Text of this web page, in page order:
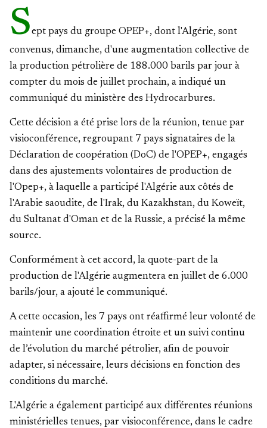
Sept pays du groupe OPEP+, dont l'Algérie, sont
convenus, dimanche, d'une augmentation collective de
la production pétrolière de 188.000 barils par jour à
compter du mois de juillet prochain, a indiqué un
communiqué du ministère des Hydrocarbures.
Cette décision a été prise lors de la réunion, tenue par
visioconférence, regroupant 7 pays signataires de la
Déclaration de coopération (DoC) de l'OPEP+, engagés
dans des ajustements volontaires de production de
l'Opep+, à laquelle a participé l'Algérie aux côtés de
l'Arabie saoudite, de l'Irak, du Kazakhstan, du Koweït,
du Sultanat d'Oman et de la Russie, a précisé la même
source.
Conformément à cet accord, la quote-part de la
production de l'Algérie augmentera en juillet de 6.000
barils/jour, a ajouté le communiqué.
A cette occasion, les 7 pays ont réaffirmé leur volonté de
maintenir une coordination étroite et un suivi continu
de l’évolution du marché pétrolier, afin de pouvoir
adapter, si nécessaire, leurs décisions en fonction des
conditions du marché.
L'Algérie a également participé aux différentes réunions
ministérielles tenues, par visioconférence, dans le cadre